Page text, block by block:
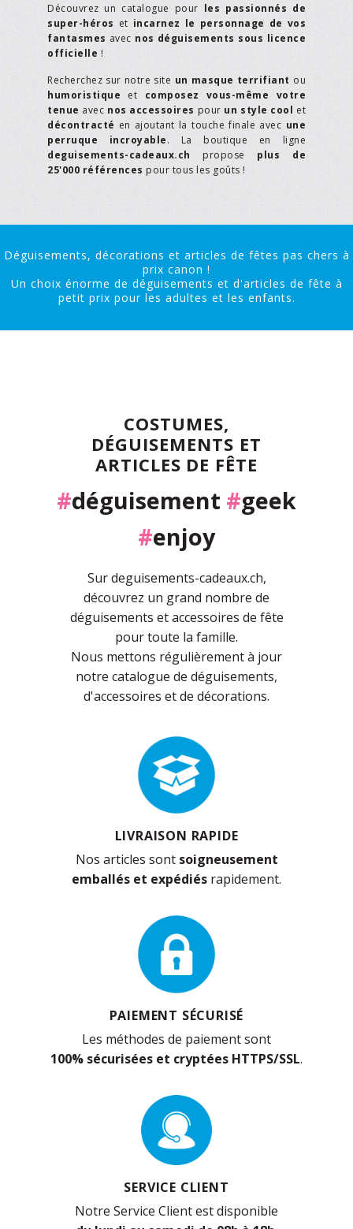
Découvrez un catalogue pour les passionnés de
super-héros et incarnez le personnage de vos
fantasmes avec nos déguisements sous licence
officielle !
Recherchez sur notre site un masque terrifiant ou
humoristique et composez vous-même votre
tenue avec nos accessoires pour un style cool et
décontracté en ajoutant la touche finale avec une
perruque incroyable. La boutique en ligne
deguisements-cadeaux.ch propose plus de
25'000 références pour tous les goûts !
Déguisements, décorations et articles de fêtes pas chers à
prix canon !
Un choix énorme de déguisements et d'articles de fête à
petit prix pour les adultes et les enfants.
COSTUMES,
DÉGUISEMENTS ET
ARTICLES DE FÊTE
#déguisement #geek
#enjoy
Sur deguisements-cadeaux.ch,
découvrez un grand nombre de
déguisements et accessoires de fête
pour toute la famille.
Nous mettons régulièrement à jour
notre catalogue de déguisements,
d'accessoires et de décorations.
LIVRAISON RAPIDE
Nos articles sont soigneusement
emballés et expédiés rapidement.
PAIEMENT SÉCURISÉ
Les méthodes de paiement sont
100% sécurisées et cryptées HTTPS/SSL.
SERVICE CLIENT
Notre Service Client est disponible